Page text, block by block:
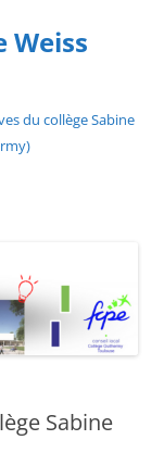
Weiss
du collège Sabine
Sabine